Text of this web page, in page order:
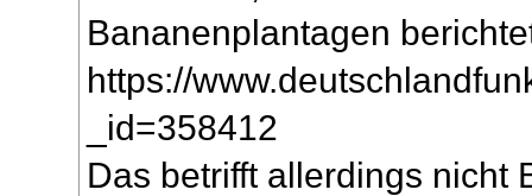
Bananenplantagen
https://
_id=358412
Das betrifft allerdings nicht